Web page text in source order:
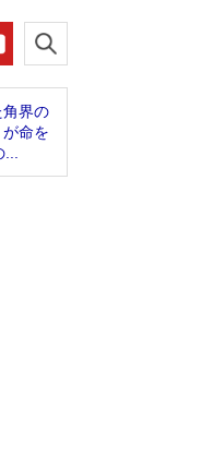
角界の
命を